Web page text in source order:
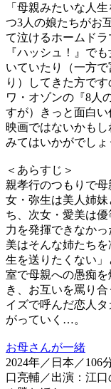
「母親みたいな人
つ3人の娘たちがお
て泣けるホームド
『ハッシュ！』で
いていたり（一方
り）してきた方で
ワ・オゾンの『8人
すが）きっと面白
映画ではないかも
みてはいかがでしょ
＜あらすじ＞
親孝行のつもりで
女・弥生は美人姉
ち、次女・愛美は
力を発揮できなか
美はそんな姉たち
生を送りたくない
室で母親への愚痴
き、お互いを罵り
イズで呼んだ恋人
がっていく…。
お母さんが一緒
2024年／日本／106
口亮輔／出演：江